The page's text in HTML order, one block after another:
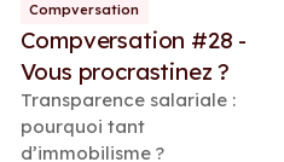
Compversation
Compversation #28 -
Vous procrastinez ?
Transparence salariale :
pourquoi tant
d’immobilisme ?